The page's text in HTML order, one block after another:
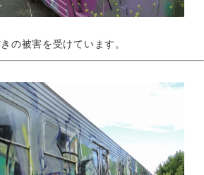
の被害を受けています。